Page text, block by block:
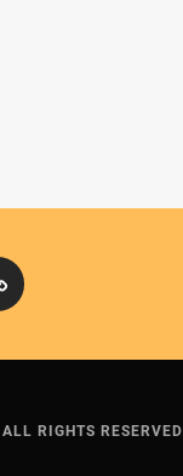
RIGHTS RESERVED